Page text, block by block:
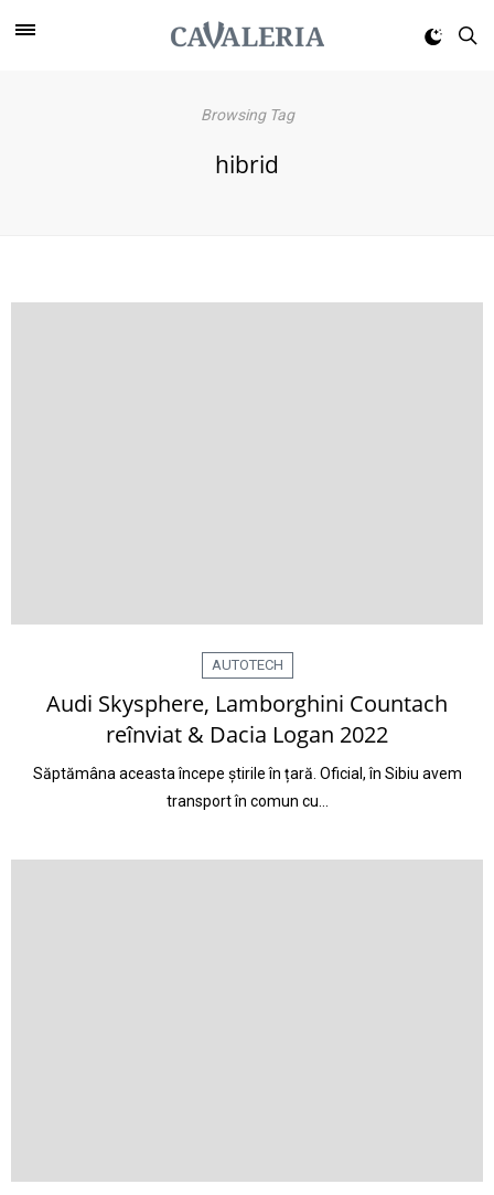
Browsing Tag
hibrid
AUTOTECH
Audi Skysphere, Lamborghini Countach
reînviat & Dacia Logan 2022
Săptămâna aceasta începe știrile în țară. Oficial, în Sibiu avem
transport în comun cu…